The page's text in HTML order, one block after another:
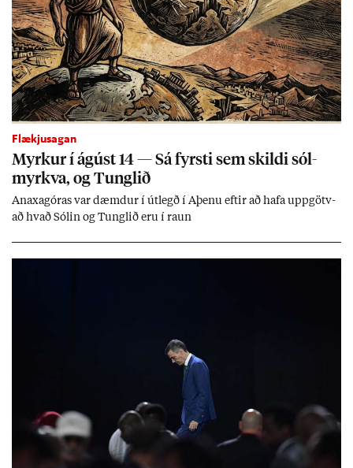
Flækjusagan
Myrk­ur í ág­úst 14 — Sá fyrsti sem skildi sól­
myrkva, og Tungl­ið
An­axagór­as var dæmd­ur í út­legð í Aþenu eft­ir að hafa upp­götv­
að hvað Sól­in og Tungl­ið eru í raun